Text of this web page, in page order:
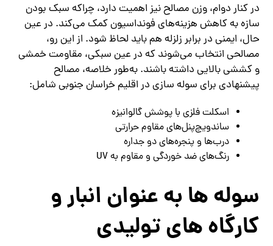
در کنار دوام، وزن مصالح نیز اهمیت دارد، چراکه سبک بودن
سازه به کاهش هزینه‌های فونداسیون کمک می‌کند. در عین
حال، ایمنی در برابر زلزله هم باید لحاظ شود. از این رو،
مصالحی انتخاب می‌شوند که در عین سبکی، مقاومت خمشی
و کششی بالایی داشته باشند. به‌طور خلاصه، مصالح
پیشنهادی برای سوله سازی در اقلیم خراسان جنوبی شامل:
اسکلت فلزی با پوشش گالوانیزه
ساندویچ‌پنل‌های مقاوم حرارتی
درب‌ها و پنجره‌های دو جداره
رنگ‌های ضد خوردگی و مقاوم به UV
سوله‌ ها به‌ عنوان انبار و
کارگاه‌ های تولیدی